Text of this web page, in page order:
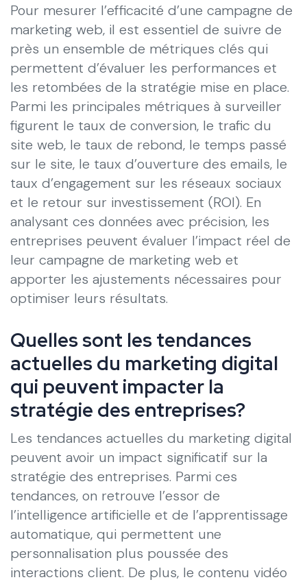
Pour mesurer l’efficacité d’une campagne de
marketing web, il est essentiel de suivre de
près un ensemble de métriques clés qui
permettent d’évaluer les performances et
les retombées de la stratégie mise en place.
Parmi les principales métriques à surveiller
figurent le taux de conversion, le trafic du
site web, le taux de rebond, le temps passé
sur le site, le taux d’ouverture des emails, le
taux d’engagement sur les réseaux sociaux
et le retour sur investissement (ROI). En
analysant ces données avec précision, les
entreprises peuvent évaluer l’impact réel de
leur campagne de marketing web et
apporter les ajustements nécessaires pour
optimiser leurs résultats.
Quelles sont les tendances
actuelles du marketing digital
qui peuvent impacter la
stratégie des entreprises?
Les tendances actuelles du marketing digital
peuvent avoir un impact significatif sur la
stratégie des entreprises. Parmi ces
tendances, on retrouve l’essor de
l’intelligence artificielle et de l’apprentissage
automatique, qui permettent une
personnalisation plus poussée des
interactions client. De plus, le contenu vidéo